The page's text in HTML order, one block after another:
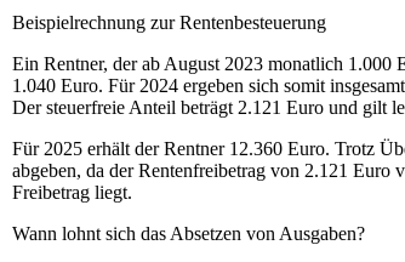
Beispielrechnung zur Rentenbesteuerung
Ein Rentner, der ab August 2023 monatlich
1.040 Euro. Für 2024 ergeben sich somit
Der steuerfreie Anteil beträgt 2.121 Euro und gilt
Für 2025 erhält der Rentner 12.360 Euro. Trotz
abgeben, da der Rentenfreibetrag von 2.121
Freibetrag liegt.
Wann lohnt sich das Absetzen von Ausgaben?